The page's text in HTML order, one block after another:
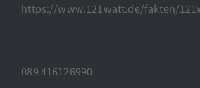
https://www.121watt.de/fakten/
089 416126990